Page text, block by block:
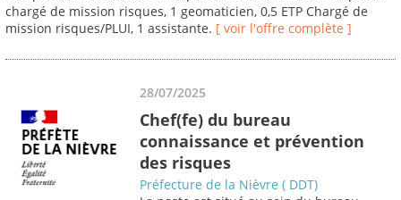
chargé de mission risques, 1 geomaticien, 0,5 ETP Chargé de
mission risques/PLUI, 1 assistante. [ voir l'offre complète ]
28/07/2025
Chef(fe) du bureau
connaissance et prévention
des risques
Préfecture de la Nièvre ( DDT)